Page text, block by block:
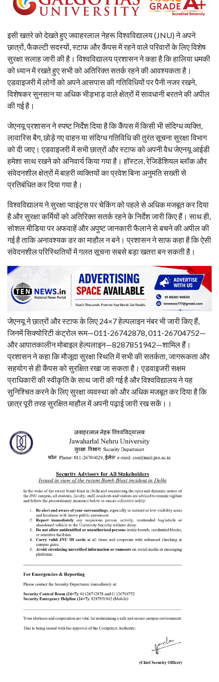
इसी खतरे को देखते हुए जवाहरलाल नेहरू विश्वविद्यालय (JNU) ने अपने
छात्रों, फैकल्टी सदस्यों, स्टाफ और कैंपस में रहने वाले परिवारों के लिए विशेष
सुरक्षा सलाह जारी की है। विश्वविद्यालय प्रशासन ने कहा है कि हालिया धमकी
को ध्यान में रखते हुए सभी को अतिरिक्त सतर्क रहने की आवश्यकता है।
एडवाइजरी में लोगों को अपने आसपास की गतिविधियों पर पैनी नजर रखने,
विशेषकर सुनसान या अधिक भीड़भाड़ वाले क्षेत्रों में सावधानी बरतने की अपील
की गई है।
जेएनयू प्रशासन ने स्पष्ट निर्देश दिया है कि कैंपस में किसी भी संदिग्ध व्यक्ति,
लावारिस बैग, छोड़े गए वाहन या संदिग्ध गतिविधि की तुरंत सूचना सुरक्षा विभाग
को दी जाए। एडवाइजरी में सभी छात्रों और स्टाफ को अपनी वैध जेएनयू आईडी
हमेशा साथ रखने को अनिवार्य किया गया है। हॉस्टल, रेजिडेंशियल ब्लॉक और
संवेदनशील क्षेत्रों में बाहरी व्यक्तियों का प्रवेश बिना अनुमति सख्ती से
प्रतिबंधित कर दिया गया है।
विश्वविद्यालय ने सुरक्षा प्वाइंट्स पर चेकिंग को पहले से अधिक मजबूत कर दिया
है और सुरक्षा कर्मियों को अतिरिक्त सतर्क रहने के निर्देश जारी किए हैं। साथ ही,
सोशल मीडिया पर अफवाहें और अपुष्ट जानकारी फैलाने से बचने की अपील की
गई है ताकि अनावश्यक डर का माहौल न बने। प्रशासन ने साफ कहा है कि ऐसी
संवेदनशील परिस्थितियों में गलत सूचना सबसे बड़ा खतरा बन सकती है।
जेएनयू ने छात्रों और स्टाफ के लिए 24×7 हेल्पलाइन नंबर भी जारी किए हैं,
जिनमें सिक्योरिटी कंट्रोल रूम—011-26742878, 011-26704752—
और आपातकालीन मोबाइल हेल्पलाइन—8287851942—शामिल हैं।
प्रशासन ने कहा कि मौजूदा सुरक्षा स्थिति में सभी की सतर्कता, जागरूकता और
सहयोग से ही कैंपस को सुरक्षित रखा जा सकता है। एडवाइजरी सक्षम
प्राधिकारी की स्वीकृति के साथ जारी की गई है और विश्वविद्यालय ने यह
सुनिश्चित करने के लिए सुरक्षा व्यवस्था को और अधिक मजबूत कर दिया है कि
छात्र पूरी तरह सुरक्षित माहौल में अपनी पढ़ाई जारी रख सकें।।